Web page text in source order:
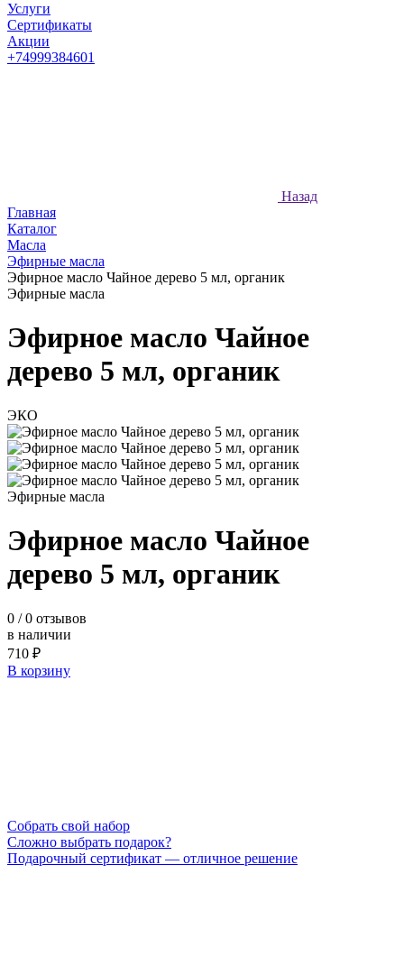
Услуги
Сертификаты
Акции
+74999384601
Назад
Главная
Каталог
Масла
Эфирные масла
Эфирное масло Чайное дерево 5 мл, органик
Эфирные масла
Эфирное масло Чайное
дерево 5 мл, органик
ЭКО
Эфирные масла
Эфирное масло Чайное
дерево 5 мл, органик
0 / 0 отзывов
в наличии
710 ₽
В корзину
Cобрать свой набор
Сложно выбрать подарок?
Подарочный сертификат — отличное решение